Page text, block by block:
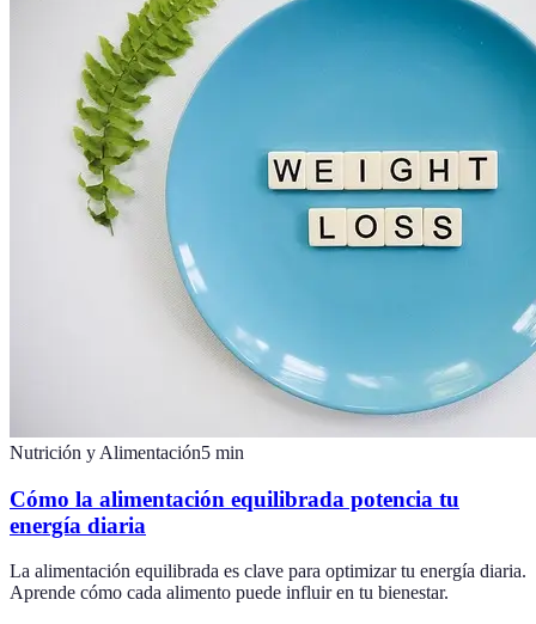
Nutrición y Alimentación5 min
Cómo la alimentación equilibrada potencia tu
energía diaria
La alimentación equilibrada es clave para optimizar tu energía diaria.
Aprende cómo cada alimento puede influir en tu bienestar.